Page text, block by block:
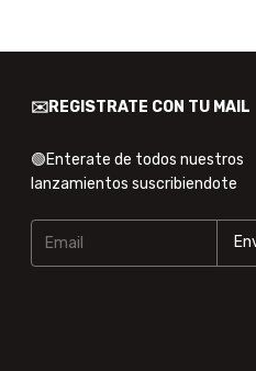
✉️REGISTRATE CON TU MAIL
🟢Enterate de todos nuestros
lanzamientos suscribiendote